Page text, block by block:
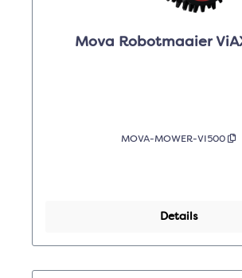
Mova Robotmaaier
MOVA-MOWER-VI500
Details